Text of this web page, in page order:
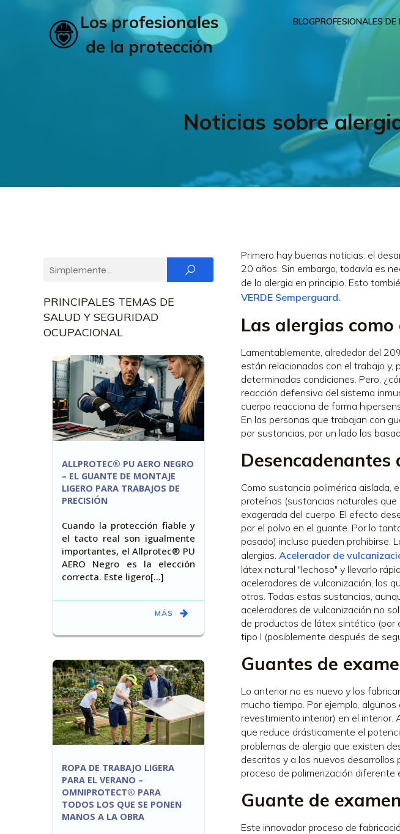
Los profesionales
de la protección
BLOGPROFESIONALES
Noticias sobre
PRINCIPALES TEMAS DE
SALUD Y SEGURIDAD
OCUPACIONAL
ALLPROTEC® PU AERO NEGRO
– EL GUANTE DE MONTAJE
LIGERO PARA TRABAJOS DE
PRECISIÓN
Cuando la protección fiable y
el tacto real son igualmente
importantes, el Allprotec® PU
AERO Negro es la elección
correcta. Este ligero[…]
MÁS
ROPA DE TRABAJO LIGERA
PARA EL VERANO –
OMNIPROTECT® PARA
TODOS LOS QUE SE PONEN
MANOS A LA OBRA
Primero hay buenas noticias: el
20 años. Sin embargo, todavía es
de la alergia en principio. Esto
VERDE Semperguard.
Las alergias
Lamentablemente, alrededor del
están relacionados con el trabajo
determinadas condiciones. Pero,
reacción defensiva del sistema
cuerpo reacciona de forma
En las personas que trabajan con
por sustancias, por un lado las
Desencadenantes
Como sustancia polimérica aislada,
proteínas (sustancias naturales
exagerada del cuerpo. El efecto
por el polvo en el guante. Por lo
pasado) incluso pueden prohibirse.
alergias. Acelerador de
látex natural "lechoso" y llevarlo
aceleradores de vulcanización, los
otros. Todas estas sustancias,
aceleradores de vulcanización no
de productos de látex sintético (por
tipo I (posiblemente después de
Guantes de
Lo anterior no es nuevo y los
mucho tiempo. Por ejemplo,
revestimiento interior) en el interior.
que reduce drásticamente el
problemas de alergia que existen
descritos y a los nuevos desarrollos
proceso de polimerización diferente
Guante de
Este innovador proceso de